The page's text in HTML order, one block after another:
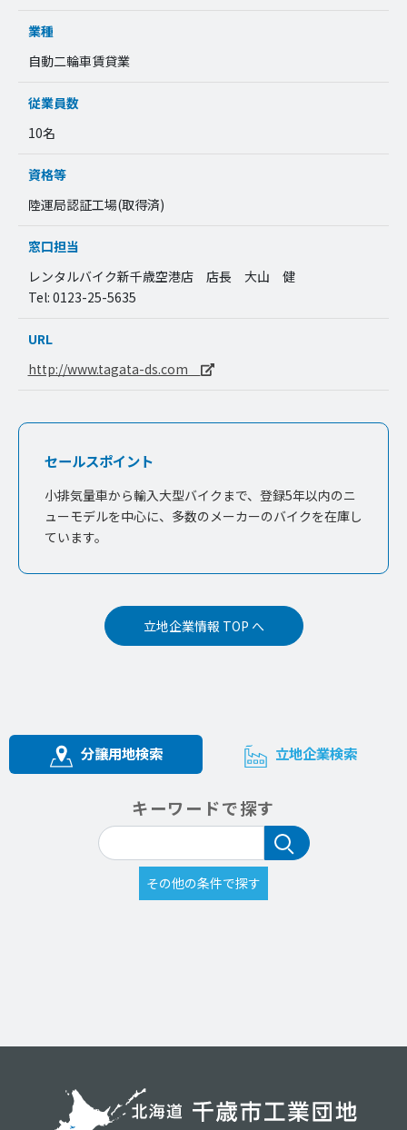
業種
自動二輪車賃貸業
従業員数
10名
資格等
陸運局認証工場(取得済)
窓口担当
レンタルバイク新千歳空港店 店長 大山 健
Tel: 0123-25-5635
URL
http://www.tagata-ds.com
セールスポイント
小排気量車から輸入大型バイクまで、登録5年以内のニ
ューモデルを中心に、多数のメーカーのバイクを在庫し
ています。
立地企業情報 TOP へ
分譲用地検索 立地企業検索
キーワードで探す